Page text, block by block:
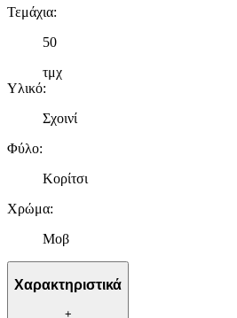
Τεμάχια:
50
τμχ
Υλικό:
Σχοινί
Φύλο:
Κορίτσι
Χρώμα:
Μοβ
Χαρακτηριστικά
+